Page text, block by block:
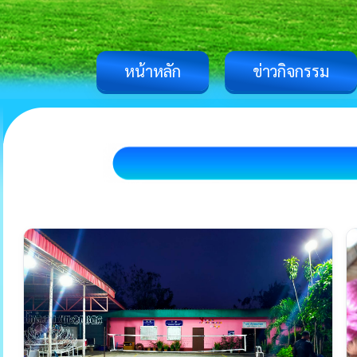
หน้าหลัก ข่าวกิจกรรม